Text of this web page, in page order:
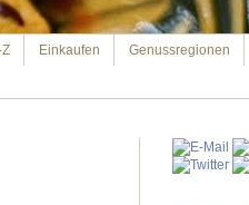
Einkaufen Genussregionen